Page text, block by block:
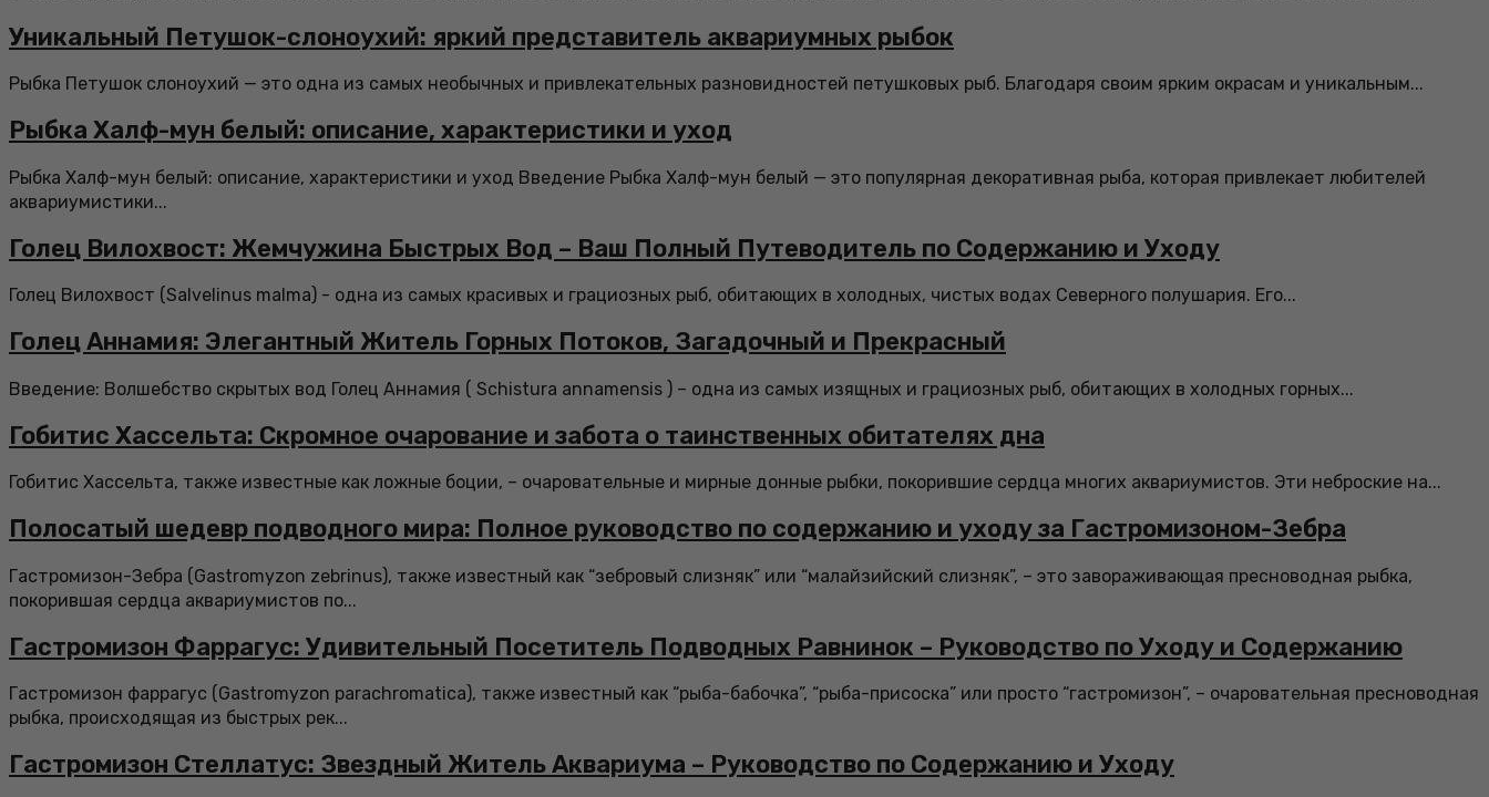
Уникальный Петушок-слоноухий: яркий представитель аквариумных рыбок
Рыбка Петушок слоноухий — это одна из самых необычных и привлекательных разновидностей петушковых рыб. Благодаря своим ярким окрасам и уникальным...
Рыбка Халф-мун белый: описание, характеристики и уход
Рыбка Халф-мун белый: описание, характеристики и уход Введение Рыбка Халф-мун белый — это популярная декоративная рыба, которая привлекает любителей
аквариумистики...
Голец Вилохвост: Жемчужина Быстрых Вод – Ваш Полный Путеводитель по Содержанию и Уходу
Голец Вилохвост (Salvelinus malma) - одна из самых красивых и грациозных рыб, обитающих в холодных, чистых водах Северного полушария. Его...
Голец Аннамия: Элегантный Житель Горных Потоков, Загадочный и Прекрасный
Введение: Волшебство скрытых вод Голец Аннамия ( Schistura annamensis ) – одна из самых изящных и грациозных рыб, обитающих в холодных горных...
Гобитис Хассельта: Скромное очарование и забота о таинственных обитателях дна
Гобитис Хассельта, также известные как ложные боции, – очаровательные и мирные донные рыбки, покорившие сердца многих аквариумистов. Эти неброские на...
Полосатый шедевр подводного мира: Полное руководство по содержанию и уходу за Гастромизоном-Зебра
Гастромизон-Зебра (Gastromyzon zebrinus), также известный как “зебровый слизняк” или “малайзийский слизняк”, – это завораживающая пресноводная рыбка,
покорившая сердца аквариумистов по...
Гастромизон Фаррагус: Удивительный Посетитель Подводных Равнинок – Руководство по Уходу и Содержанию
Гастромизон фаррагус (Gastromyzon parachromatica), также известный как “рыба-бабочка”, “рыба-присоска” или просто “гастромизон”, – очаровательная пресноводная
рыбка, происходящая из быстрых рек...
Гастромизон Стеллатус: Звездный Житель Аквариума – Руководство по Содержанию и Уходу